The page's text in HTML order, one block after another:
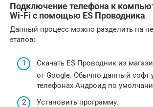
Подключение телефона к
Wi-Fi с помощью ES Проводника
Данный процесс можно разделить на
этапов:
Скачать ES Проводник из
от Google. Обычно данный софт
телефонах Андроид по
Установить программу.